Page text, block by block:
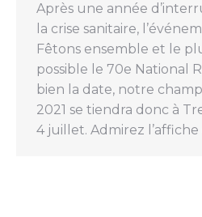
Après une année
la crise sanitaire,
Fêtons ensemble et le
possible le 70e National
bien la date, notre
2021 se tiendra donc à
4 juillet. Admirez l’affiche